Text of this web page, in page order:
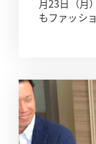
月23日（月
もファッシ